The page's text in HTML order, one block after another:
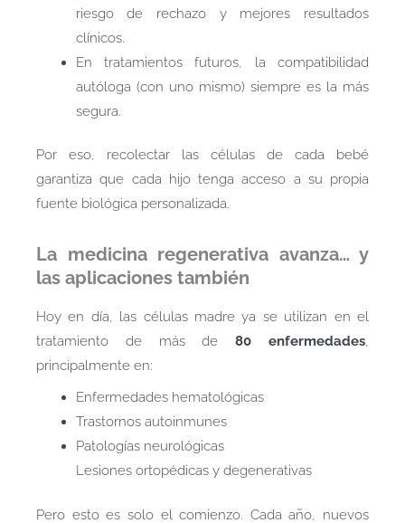
riesgo de rechazo y mejores resultados
clínicos.
En tratamientos futuros, la compatibilidad
autóloga (con uno mismo) siempre es la más
segura.
Por eso, recolectar las células de cada bebé
garantiza que cada hijo tenga acceso a su propia
fuente biológica personalizada.
La medicina regenerativa avanza… y
las aplicaciones también
Hoy en día, las células madre ya se utilizan en el
tratamiento de más de80 enfermedades,
principalmente en:
Enfermedades hematológicas
Trastornos autoinmunes
Patologías neurológicas
Lesiones ortopédicas y degenerativas
Pero esto es solo el comienzo. Cada año, nuevos